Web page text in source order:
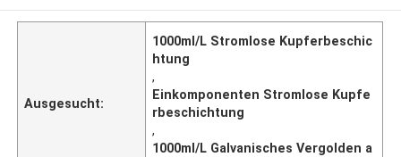
Ausgesucht:
1000ml/L Stromlose Kupferbeschic
htung
,
Einkomponenten Stromlose Kupfe
rbeschichtung
,
1000ml/L Galvanisches Vergolden a